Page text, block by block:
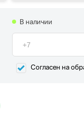
В наличии
Согласен на